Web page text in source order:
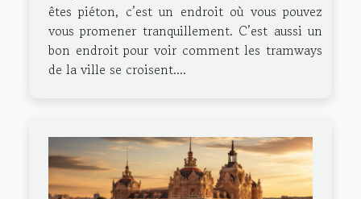
êtes piéton, c’est un endroit où vous pouvez
vous promener tranquillement. C’est aussi un
bon endroit pour voir comment les tramways
de la ville se croisent....